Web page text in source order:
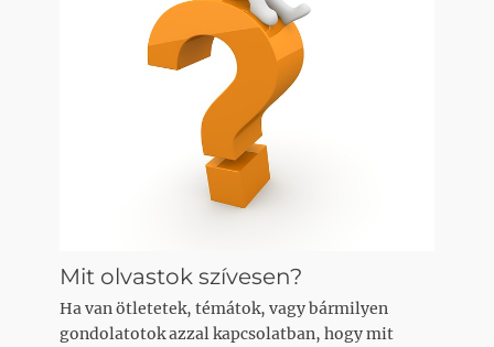
Mit olvastok szívesen?
Ha van ötletetek, témátok, vagy bármilyen
gondolatotok azzal kapcsolatban, hogy mit